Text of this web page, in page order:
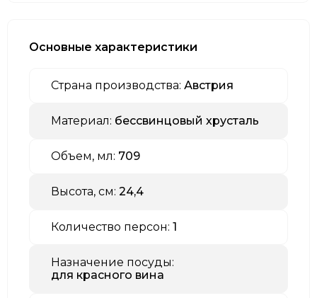
Основные характеристики
Страна производства: Австрия
Материал: бессвинцовый хрусталь
Объем, мл: 709
Высота, см: 24,4
Количество персон: 1
Назначение посуды:
для красного вина